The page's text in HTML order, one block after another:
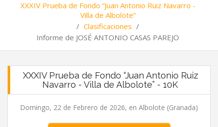
XXXIV Prueba de Fondo “Juan Antonio Ruiz Navarro -
Villa de Albolote”
/ Clasificaciones /
Informe de JOSÉ ANTONIO CASAS PAREJO
XXXIV Prueba de Fondo “Juan Antonio Ruiz
Navarro - Villa de Albolote” - 10K
Domingo, 22 de Febrero de 2026, en Albolote (Granada)